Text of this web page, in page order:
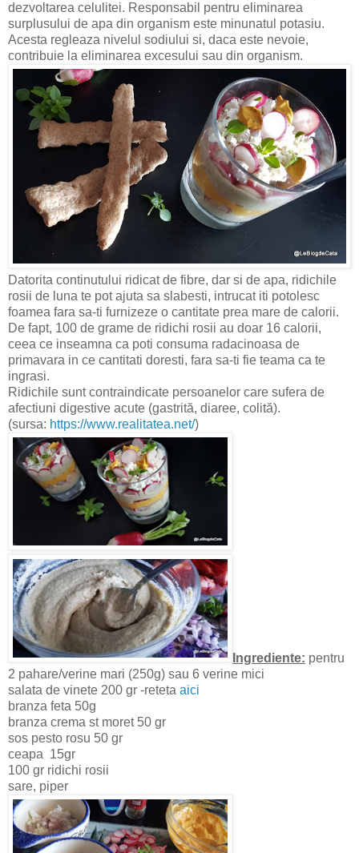
dezvoltarea celulitei. Responsabil pentru eliminarea
surplusului de apa din organism este minunatul potasiu.
Acesta regleaza nivelul sodiului si, daca este nevoie,
contribuie la eliminarea excesului sau din organism.
Datorita continutului ridicat de fibre, dar si de apa, ridichile
rosii de luna te pot ajuta sa slabesti, intrucat iti potolesc
foamea fara sa-ti furnizeze o cantitate prea mare de calorii.
De fapt, 100 de grame de ridichi rosii au doar 16 calorii,
ceea ce inseamna ca poti consuma radacinoasa de
primavara in ce cantitati doresti, fara sa-ti fie teama ca te
ingrasi.
Ridichile sunt contraindicate persoanelor care sufera de
afectiuni digestive acute (gastrită, diaree, colită).
(sursa: https://www.realitatea.net/)
Ingrediente: pentru
2 pahare/verine mari (250g) sau 6 verine mici
salata de vinete 200 gr -reteta aici
branza feta 50g
branza crema st moret 50 gr
sos pesto rosu 50 gr
ceapa 15gr
100 gr ridichi rosii
sare, piper